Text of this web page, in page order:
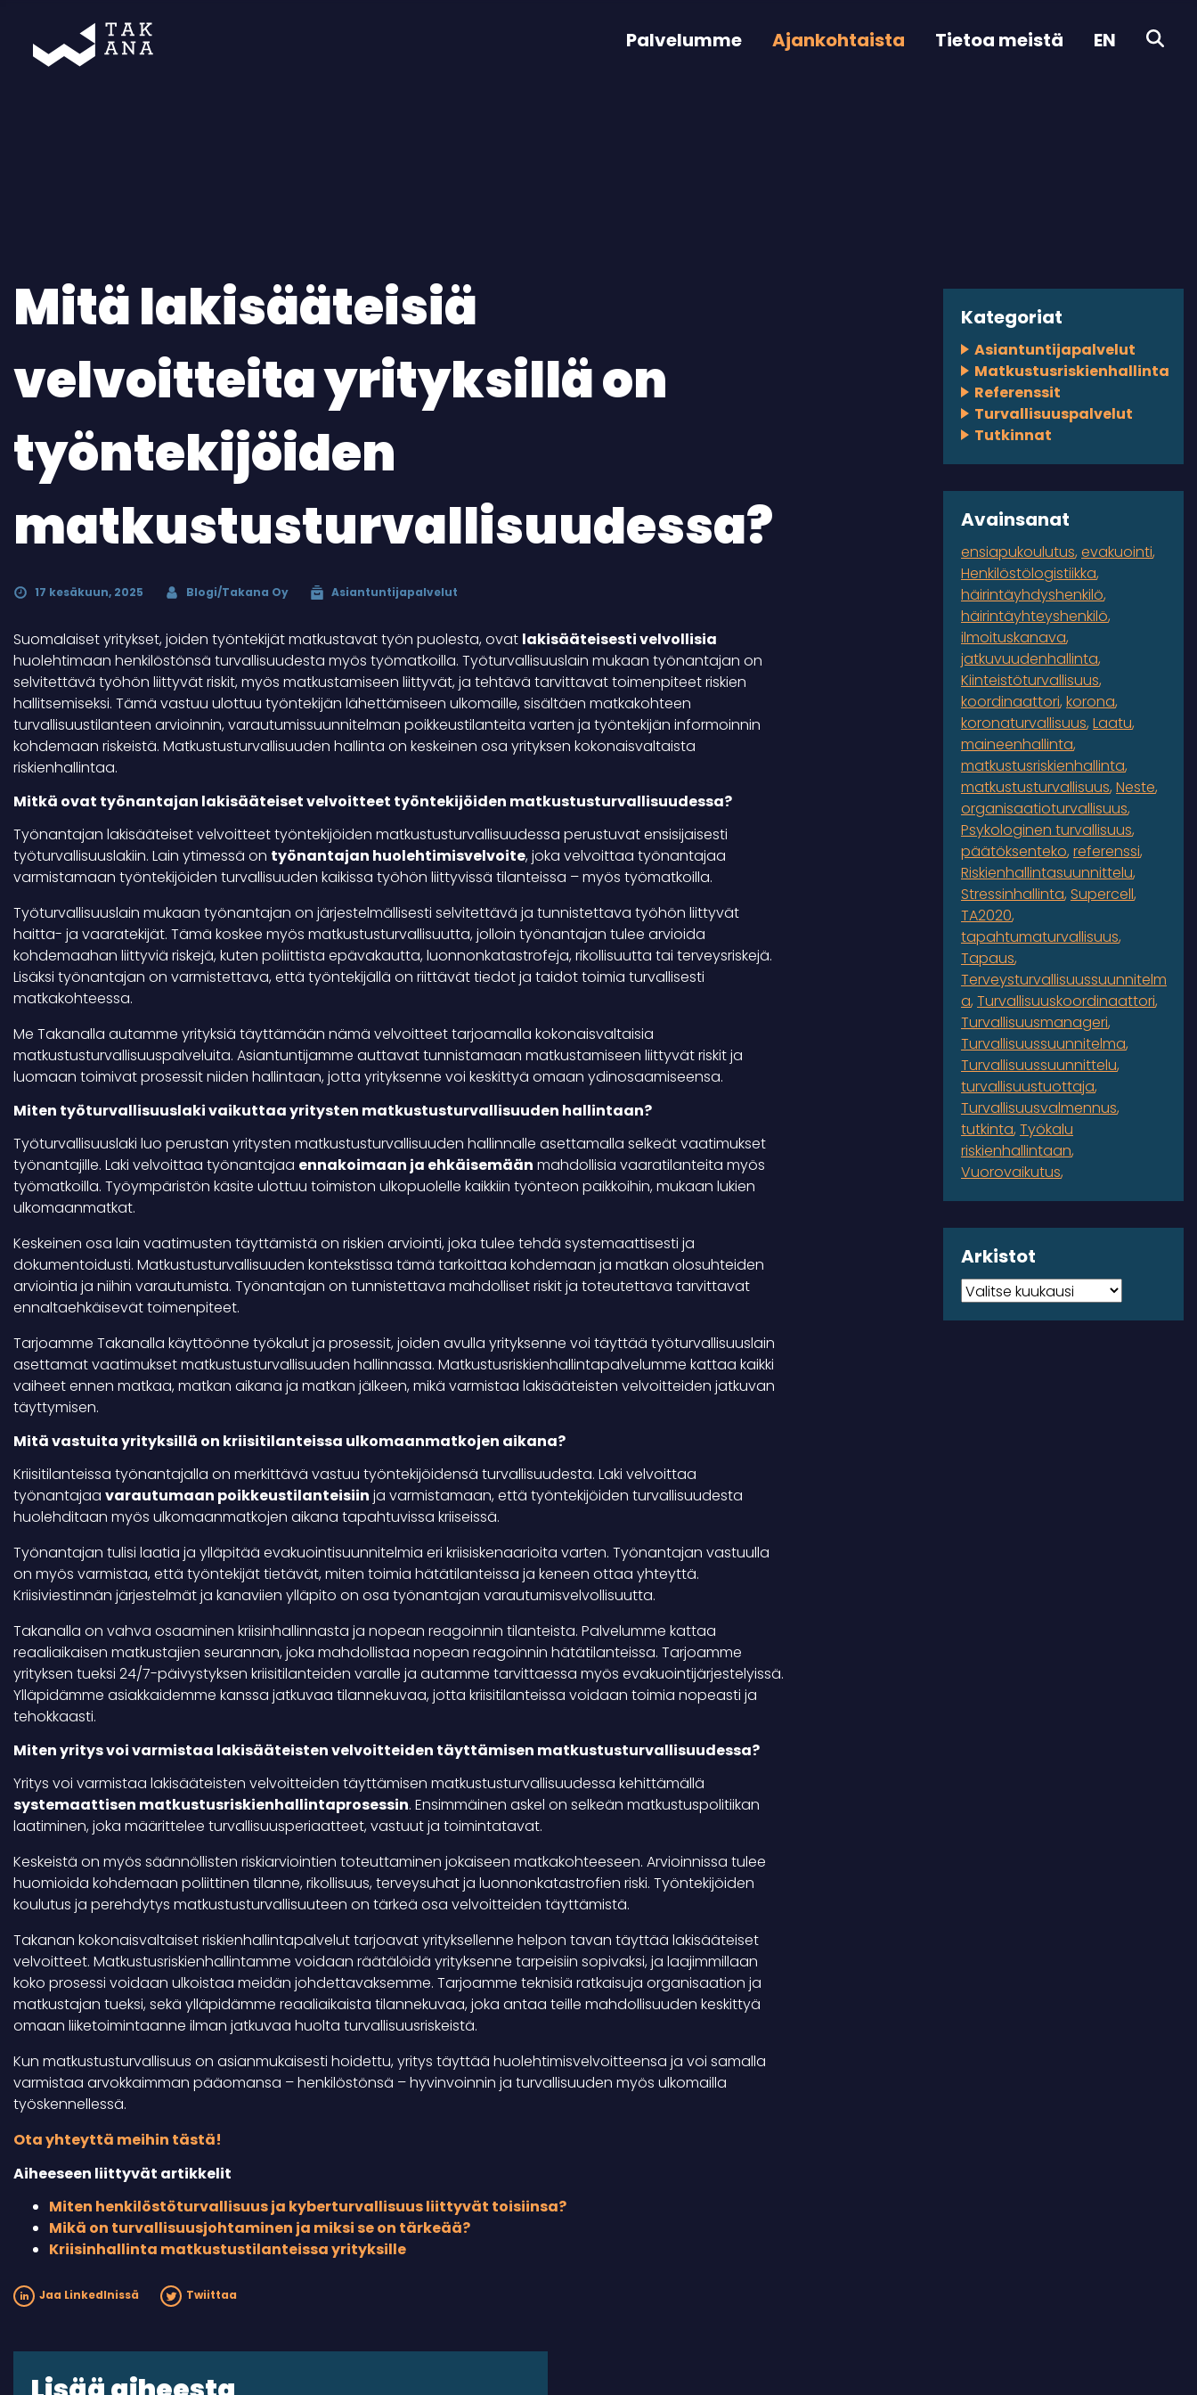
Palvelumme Ajankohtaista Tietoa meistä EN
Mitä lakisääteisiä
velvoitteita yrityksillä on
työntekijöiden
matkustusturvallisuudessa?
17 kesäkuun, 2025 Blogi/Takana Oy Asiantuntijapalvelut
Suomalaiset yritykset, joiden työntekijät matkustavat työn puolesta, ovat lakisääteisesti velvollisia
huolehtimaan henkilöstönsä turvallisuudesta myös työmatkoilla. Työturvallisuuslain mukaan työnantajan on
selvitettävä työhön liittyvät riskit, myös matkustamiseen liittyvät, ja tehtävä tarvittavat toimenpiteet riskien
hallitsemiseksi. Tämä vastuu ulottuu työntekijän lähettämiseen ulkomaille, sisältäen matkakohteen
turvallisuustilanteen arvioinnin, varautumissuunnitelman poikkeustilanteita varten ja työntekijän informoinnin
kohdemaan riskeistä. Matkustusturvallisuuden hallinta on keskeinen osa yrityksen kokonaisvaltaista
riskienhallintaa.
Mitkä ovat työnantajan lakisääteiset velvoitteet työntekijöiden matkustusturvallisuudessa?
Työnantajan lakisääteiset velvoitteet työntekijöiden matkustusturvallisuudessa perustuvat ensisijaisesti
työturvallisuuslakiin. Lain ytimessä on työnantajan huolehtimisvelvoite, joka velvoittaa työnantajaa
varmistamaan työntekijöiden turvallisuuden kaikissa työhön liittyvissä tilanteissa – myös työmatkoilla.
Työturvallisuuslain mukaan työnantajan on järjestelmällisesti selvitettävä ja tunnistettava työhön liittyvät
haitta- ja vaaratekijät. Tämä koskee myös matkustusturvallisuutta, jolloin työnantajan tulee arvioida
kohdemaahan liittyviä riskejä, kuten poliittista epävakautta, luonnonkatastrofeja, rikollisuutta tai terveysriskejä.
Lisäksi työnantajan on varmistettava, että työntekijällä on riittävät tiedot ja taidot toimia turvallisesti
matkakohteessa.
Me Takanalla autamme yrityksiä täyttämään nämä velvoitteet tarjoamalla kokonaisvaltaisia
matkustusturvallisuuspalveluita. Asiantuntijamme auttavat tunnistamaan matkustamiseen liittyvät riskit ja
luomaan toimivat prosessit niiden hallintaan, jotta yrityksenne voi keskittyä omaan ydinosaamiseensa.
Miten työturvallisuuslaki vaikuttaa yritysten matkustusturvallisuuden hallintaan?
Työturvallisuuslaki luo perustan yritysten matkustusturvallisuuden hallinnalle asettamalla selkeät vaatimukset
työnantajille. Laki velvoittaa työnantajaa ennakoimaan ja ehkäisemään mahdollisia vaaratilanteita myös
työmatkoilla. Työympäristön käsite ulottuu toimiston ulkopuolelle kaikkiin työnteon paikkoihin, mukaan lukien
ulkomaanmatkat.
Keskeinen osa lain vaatimusten täyttämistä on riskien arviointi, joka tulee tehdä systemaattisesti ja
dokumentoidusti. Matkustusturvallisuuden kontekstissa tämä tarkoittaa kohdemaan ja matkan olosuhteiden
arviointia ja niihin varautumista. Työnantajan on tunnistettava mahdolliset riskit ja toteutettava tarvittavat
ennaltaehkäisevät toimenpiteet.
Tarjoamme Takanalla käyttöönne työkalut ja prosessit, joiden avulla yrityksenne voi täyttää työturvallisuuslain
asettamat vaatimukset matkustusturvallisuuden hallinnassa. Matkustusriskienhallintapalvelumme kattaa kaikki
vaiheet ennen matkaa, matkan aikana ja matkan jälkeen, mikä varmistaa lakisääteisten velvoitteiden jatkuvan
täyttymisen.
Mitä vastuita yrityksillä on kriisitilanteissa ulkomaanmatkojen aikana?
Kriisitilanteissa työnantajalla on merkittävä vastuu työntekijöidensä turvallisuudesta. Laki velvoittaa
työnantajaa varautumaan poikkeustilanteisiin ja varmistamaan, että työntekijöiden turvallisuudesta
huolehditaan myös ulkomaanmatkojen aikana tapahtuvissa kriiseissä.
Työnantajan tulisi laatia ja ylläpitää evakuointisuunnitelmia eri kriisiskenaarioita varten. Työnantajan vastuulla
on myös varmistaa, että työntekijät tietävät, miten toimia hätätilanteissa ja keneen ottaa yhteyttä.
Kriisiviestinnän järjestelmät ja kanaviien ylläpito on osa työnantajan varautumisvelvollisuutta.
Takanalla on vahva osaaminen kriisinhallinnasta ja nopean reagoinnin tilanteista. Palvelumme kattaa
reaaliaikaisen matkustajien seurannan, joka mahdollistaa nopean reagoinnin hätätilanteissa. Tarjoamme
yrityksen tueksi 24/7-päivystyksen kriisitilanteiden varalle ja autamme tarvittaessa myös evakuointijärjestelyissä.
Ylläpidämme asiakkaidemme kanssa jatkuvaa tilannekuvaa, jotta kriisitilanteissa voidaan toimia nopeasti ja
tehokkaasti.
Miten yritys voi varmistaa lakisääteisten velvoitteiden täyttämisen matkustusturvallisuudessa?
Yritys voi varmistaa lakisääteisten velvoitteiden täyttämisen matkustusturvallisuudessa kehittämällä
systemaattisen matkustusriskienhallintaprosessin. Ensimmäinen askel on selkeän matkustuspolitiikan
laatiminen, joka määrittelee turvallisuusperiaatteet, vastuut ja toimintatavat.
Keskeistä on myös säännöllisten riskiarviointien toteuttaminen jokaiseen matkakohteeseen. Arvioinnissa tulee
huomioida kohdemaan poliittinen tilanne, rikollisuus, terveysuhat ja luonnonkatastrofien riski. Työntekijöiden
koulutus ja perehdytys matkustusturvallisuuteen on tärkeä osa velvoitteiden täyttämistä.
Takanan kokonaisvaltaiset riskienhallintapalvelut tarjoavat yrityksellenne helpon tavan täyttää lakisääteiset
velvoitteet. Matkustusriskienhallintamme voidaan räätälöidä yrityksenne tarpeisiin sopivaksi, ja laajimmillaan
koko prosessi voidaan ulkoistaa meidän johdettavaksemme. Tarjoamme teknisiä ratkaisuja organisaation ja
matkustajan tueksi, sekä ylläpidämme reaaliaikaista tilannekuvaa, joka antaa teille mahdollisuuden keskittyä
omaan liiketoimintaanne ilman jatkuvaa huolta turvallisuusriskeistä.
Kun matkustusturvallisuus on asianmukaisesti hoidettu, yritys täyttää huolehtimisvelvoitteensa ja voi samalla
varmistaa arvokkaimman pääomansa – henkilöstönsä – hyvinvoinnin ja turvallisuuden myös ulkomailla
työskennellessä.
Ota yhteyttä meihin tästä!
Aiheeseen liittyvät artikkelit
Miten henkilöstöturvallisuus ja kyberturvallisuus liittyvät toisiinsa?
Mikä on turvallisuusjohtaminen ja miksi se on tärkeää?
Kriisinhallinta matkustustilanteissa yrityksille
Jaa LinkedInissä Twiittaa
Kategoriat
Asiantuntijapalvelut
Matkustusriskienhallinta
Referenssit
Turvallisuuspalvelut
Tutkinnat
Avainsanat
ensiapukoulutus evakuointi
Henkilöstölogistiikka
häirintäyhdyshenkilö
häirintäyhteyshenkilö
ilmoituskanava
jatkuvuudenhallinta
Kiinteistöturvallisuus
koordinaattori korona
koronaturvallisuus Laatu
maineenhallinta
matkustusriskienhallinta
matkustusturvallisuus Neste
organisaatioturvallisuus
Psykologinen turvallisuus
päätöksenteko referenssi
Riskienhallintasuunnittelu
Stressinhallinta Supercell
TA2020
tapahtumaturvallisuus
Tapaus
Terveysturvallisuussuunnitelm
a Turvallisuuskoordinaattori
Turvallisuusmanageri
Turvallisuussuunnitelma
Turvallisuussuunnittelu
turvallisuustuottaja
Turvallisuusvalmennus
tutkinta Työkalu
riskienhallintaan
Vuorovaikutus
Arkistot
Arkistot